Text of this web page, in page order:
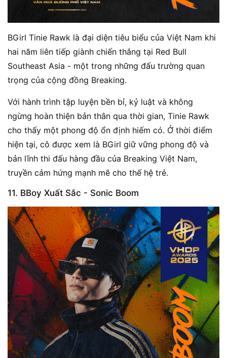
BGirl Tinie Rawk là đại diện tiêu biểu của Việt Nam khi
hai năm liên tiếp giành chiến thắng tại Red Bull
Southeast Asia - một trong những đấu trường quan
trọng của cộng đồng Breaking.
Với hành trình tập luyện bền bỉ, kỷ luật và không
ngừng hoàn thiện bản thân qua thời gian, Tinie Rawk
cho thấy một phong độ ổn định hiếm có. Ở thời điểm
hiện tại, cô được xem là BGirl giữ vững phong độ và
bản lĩnh thi đấu hàng đầu của Breaking Việt Nam,
truyền cảm hứng mạnh mẽ cho thế hệ trẻ.
11. BBoy Xuất Sắc - Sonic Boom